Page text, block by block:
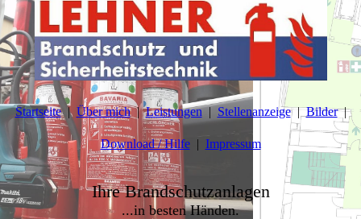
Startseite Über mich Leistungen Stellenanzeige Bilder
Download / Hilfe Impressum
Ihre Brandschutzanlagen
...in besten Händen.